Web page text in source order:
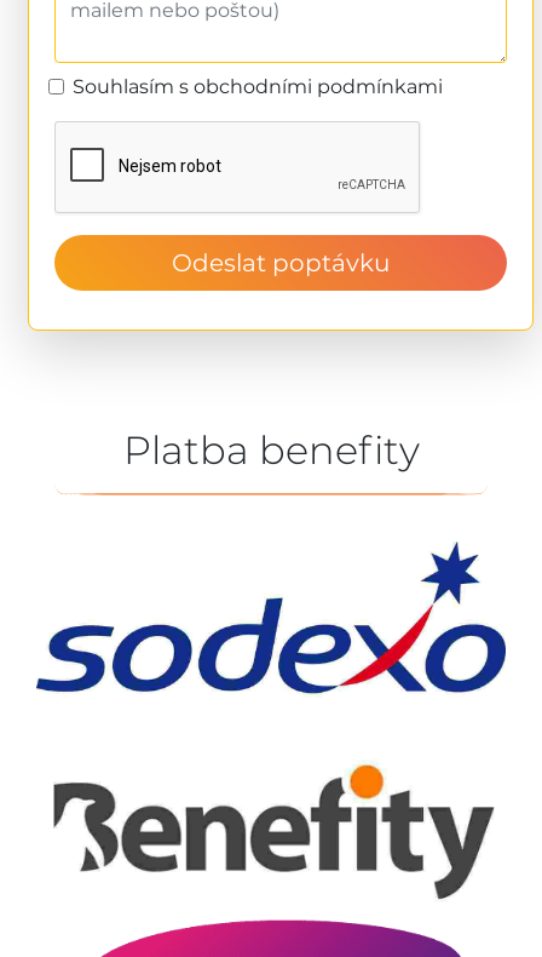
Souhlasím s obchodními podmínkami
Odeslat poptávku
Platba benefity